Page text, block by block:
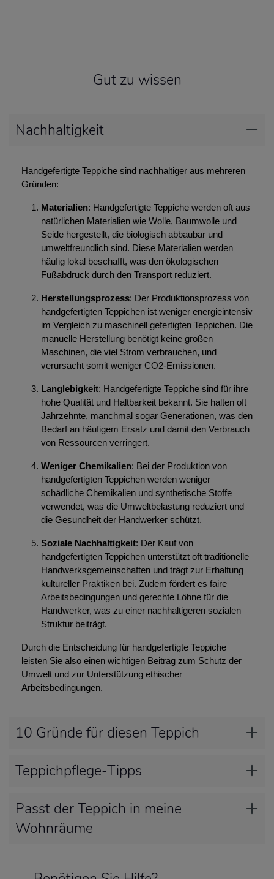
Gut zu wissen
Nachhaltigkeit
Handgefertigte Teppiche sind nachhaltiger aus mehreren
Gründen:
Materialien: Handgefertigte Teppiche werden oft aus
natürlichen Materialien wie Wolle, Baumwolle und
Seide hergestellt, die biologisch abbaubar und
umweltfreundlich sind. Diese Materialien werden
häufig lokal beschafft, was den ökologischen
Fußabdruck durch den Transport reduziert.
Herstellungsprozess: Der Produktionsprozess von
handgefertigten Teppichen ist weniger energieintensiv
im Vergleich zu maschinell gefertigten Teppichen. Die
manuelle Herstellung benötigt keine großen
Maschinen, die viel Strom verbrauchen, und
verursacht somit weniger CO2-Emissionen.
Langlebigkeit: Handgefertigte Teppiche sind für ihre
hohe Qualität und Haltbarkeit bekannt. Sie halten oft
Jahrzehnte, manchmal sogar Generationen, was den
Bedarf an häufigem Ersatz und damit den Verbrauch
von Ressourcen verringert.
Weniger Chemikalien: Bei der Produktion von
handgefertigten Teppichen werden weniger
schädliche Chemikalien und synthetische Stoffe
verwendet, was die Umweltbelastung reduziert und
die Gesundheit der Handwerker schützt.
Soziale Nachhaltigkeit: Der Kauf von
handgefertigten Teppichen unterstützt oft traditionelle
Handwerksgemeinschaften und trägt zur Erhaltung
kultureller Praktiken bei. Zudem fördert es faire
Arbeitsbedingungen und gerechte Löhne für die
Handwerker, was zu einer nachhaltigeren sozialen
Struktur beiträgt.
Durch die Entscheidung für handgefertigte Teppiche
leisten Sie also einen wichtigen Beitrag zum Schutz der
Umwelt und zur Unterstützung ethischer
Arbeitsbedingungen.
10 Gründe für diesen Teppich
Teppichpflege-Tipps
Passt der Teppich in meine
Wohnräume